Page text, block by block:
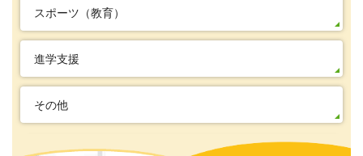
スポーツ（教育）
進学支援
その他